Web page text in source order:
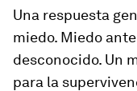
Una respuesta
miedo. Miedo
desconocido. Un
para la